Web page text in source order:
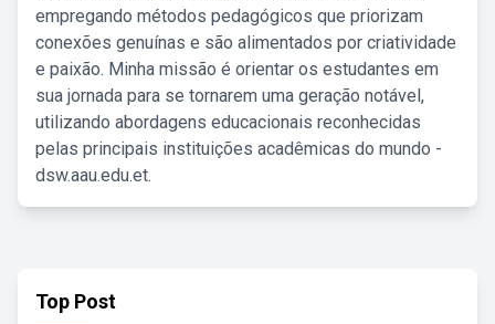
empregando métodos pedagógicos que priorizam
conexões genuínas e são alimentados por criatividade
e paixão. Minha missão é orientar os estudantes em
sua jornada para se tornarem uma geração notável,
utilizando abordagens educacionais reconhecidas
pelas principais instituições acadêmicas do mundo -
dsw.aau.edu.et.
Top Post